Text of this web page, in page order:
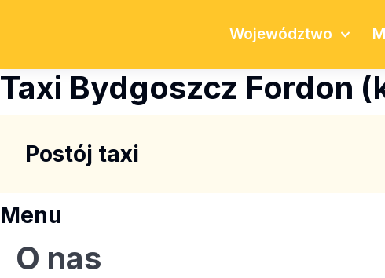
Województwo
Taxi Bydgoszcz Fordon
Postój taxi
Menu
O nas